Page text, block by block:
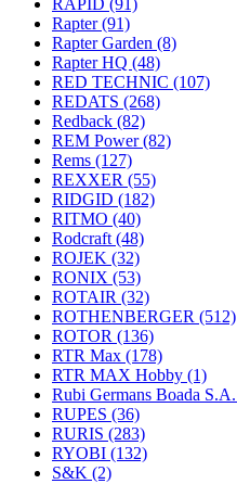
RAPID (91)
Rapter(91)
Rapter Garden (8)
Rapter HQ (48)
RED TECHNIC (107)
REDATS (268)
Redback (82)
REM Power(82)
Rems (127)
REXXER (55)
RIDGID (182)
RITMO (40)
Rodcraft (48)
ROJEK (32)
RONIX (53)
ROTAIR (32)
ROTHENBERGER (512)
ROTOR (136)
RTR Max (178)
RTR MAX Hobby (1)
Rubi Germans Boada S.A.
RUPES (36)
RURIS (283)
RYOBI (132)
S&K (2)